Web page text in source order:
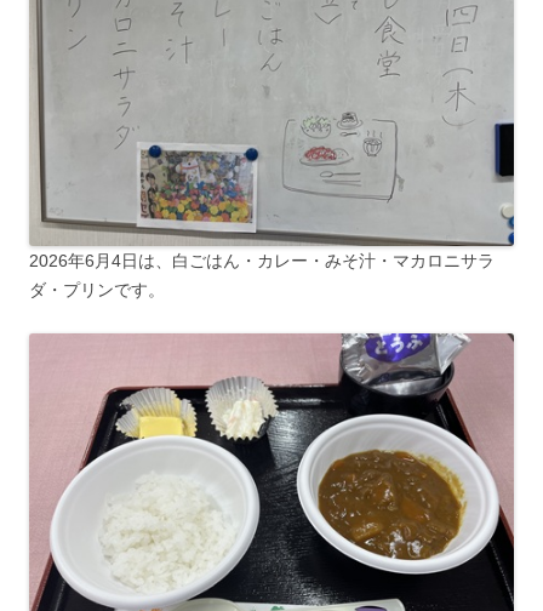
2026年6月4日は、白ごはん・カレー・みそ汁・マカロニサラ
ダ・プリンです。